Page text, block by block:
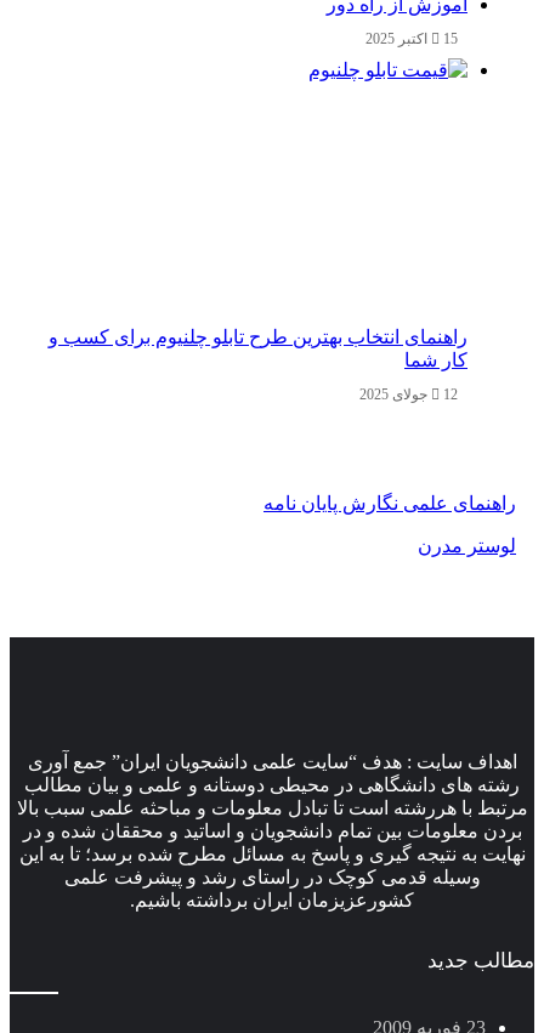
آموزش از راه دور
15 اکتبر 2025
راهنمای انتخاب بهترین طرح تابلو چلنیوم برای کسب و
کار شما
12 جولای 2025
راهنمای علمی نگارش پایان نامه
لوستر مدرن
اهداف سایت : هدف “سایت علمی دانشجویان ایران” جمع آوری
رشته های دانشگاهی در محیطی دوستانه و علمی و بیان مطالب
مرتبط با هررشته است تا تبادل معلومات و مباحثه علمی سبب بالا
بردن معلومات بین تمام دانشجویان و اساتید و محققان شده و در
نهایت به نتیجه گیری و پاسخ به مسائل مطرح شده برسد؛ تا به این
وسیله قدمی کوچک در راستای رشد و پیشرفت علمی
کشورعزیزمان ایران برداشته باشیم.
مطالب جدید
23 فوریه 2009